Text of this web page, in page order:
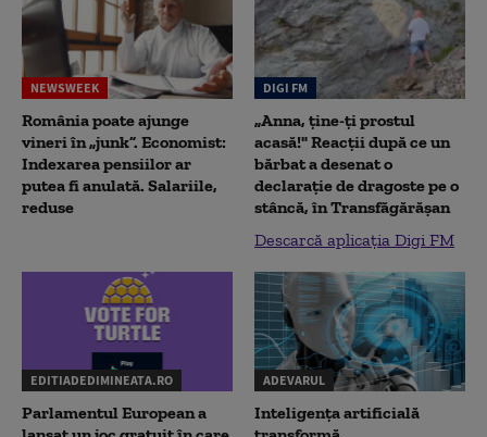
NEWSWEEK
România poate ajunge
vineri în „junk”. Economist:
Indexarea pensiilor ar
putea fi anulată. Salariile,
reduse
DIGI FM
„Anna, ţine-ţi prostul
acasă!" Reacţii după ce un
bărbat a desenat o
declaraţie de dragoste pe o
stâncă, în Transfăgărăşan
Descarcă aplicația Digi FM
EDITIADEDIMINEATA.RO
Parlamentul European a
ADEVARUL
Inteligența artificială